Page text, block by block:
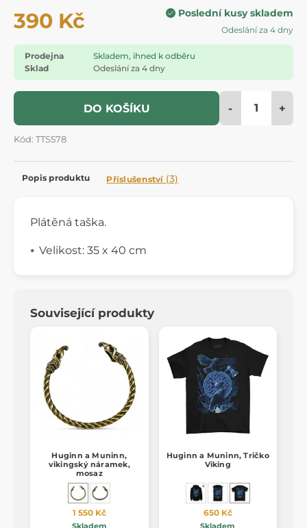
390 Kč Poslední kusy skladem
Odeslání za 4 dny
Prodejna
Skladem, ihned k odběru
Sklad
Odeslání za 4 dny
DO KOŠÍKU - +
Kód: TTS578
Popis produktu Příslušenství (3)
Plátěná taška.
Velikost: 35 x 40 cm
Související produkty
Huginn a Muninn,
vikingský náramek,
mosaz
1 550 Kč
Skladem
Huginn a Muninn, Tričko
Viking
650 Kč
Skladem